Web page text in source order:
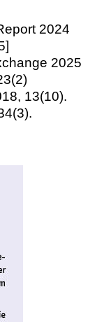
2024
2025
13(10).